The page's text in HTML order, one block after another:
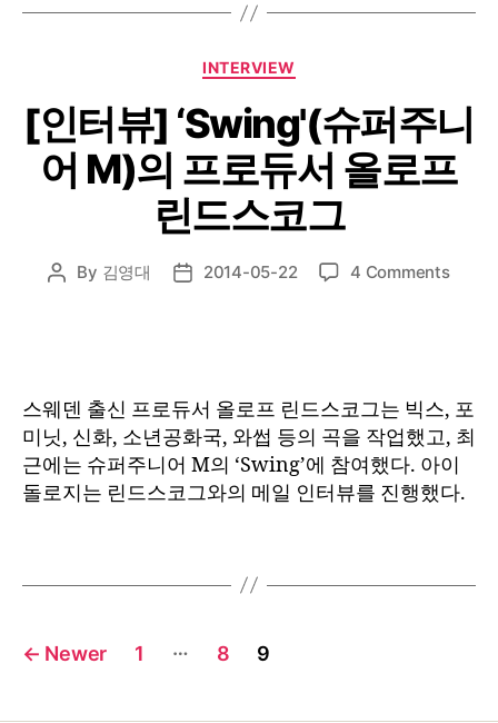
Categories
INTERVIEW
[인터뷰] ‘Swing'(슈퍼주니
어 M)의 프로듀서 올로프
린드스코그
Post
By 김영대
Post2014-05-22 4 Commentson
주
니
어
M)
듀
스웨덴 출신 프로듀서 올로프 린드스코그는 빅스, 포
미닛, 신화, 소년공화국, 와썹 등의 곡을 작업했고, 최
근에는 슈퍼주니어 M의 ‘Swing’에 참여했다. 아이
돌로지는 린드스코그와의 메일 인터뷰를 진행했다.
Posts
← Newer 1 … 8 9